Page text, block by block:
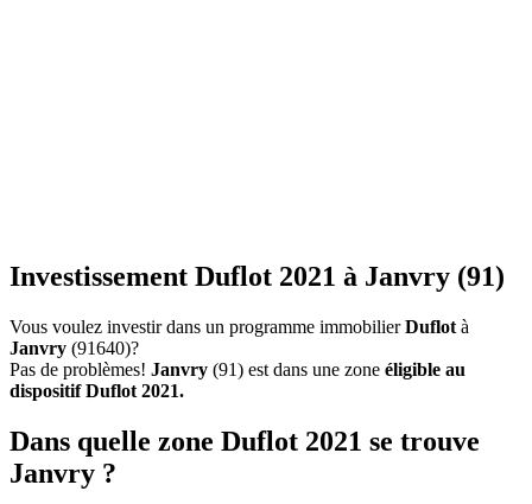
Investissement Duflot 2021 à Janvry (91)
Vous voulez investir dans un programme immobilierDuflot à
Janvry (91640)?
Pas de problèmes! Janvry (91) est dans une zone éligible au
dispositif Duflot 2021.
Dans quelle zone Duflot 2021 se trouve
Janvry ?